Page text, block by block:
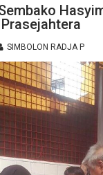
SIMBOLON RADJA P